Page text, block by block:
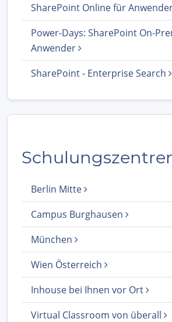
SharePoint Online für
Power-Days: SharePoint On-
Anwender
SharePoint - Enterprise Search
Berlin Mitte
Campus Burghausen
München
Wien Österreich
Inhouse bei Ihnen vor Ort
Virtual Classroom von überall